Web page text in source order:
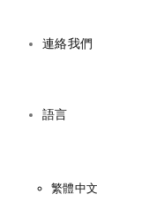
連絡我們
語言
繁體中文